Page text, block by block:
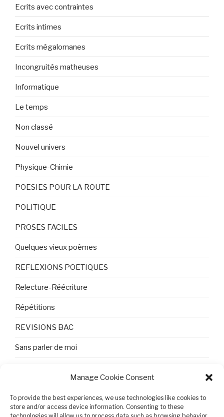
Manage Cookie Consent
To provide the best experiences, we use technologies like cookies to
store and/or access device information. Consenting to these
Ecrits avec contraintes
Ecrits intimes
Ecrits mégalomanes
Incongruités matheuses
Informatique
Le temps
Non classé
Nouvel univers
Physique-Chimie
POESIES POUR LA ROUTE
POLITIQUE
PROSES FACILES
Quelques vieux poèmes
REFLEXIONS POETIQUES
Relecture-Réécriture
Répétitions
REVISIONS BAC
Sans parler de moi
Tristesse et attente